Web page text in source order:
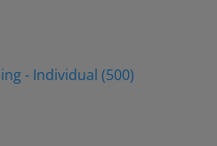
- Individual (500)